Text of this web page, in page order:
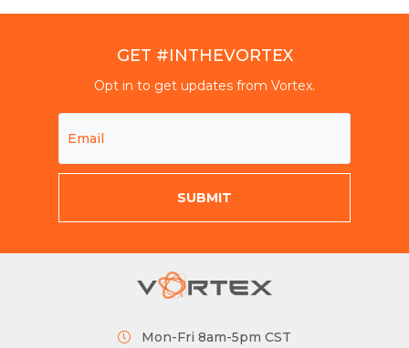
GET #INTHEVORTEX
Opt in to get updates from Vortex.
Mon-Fri 8am-5pm CST